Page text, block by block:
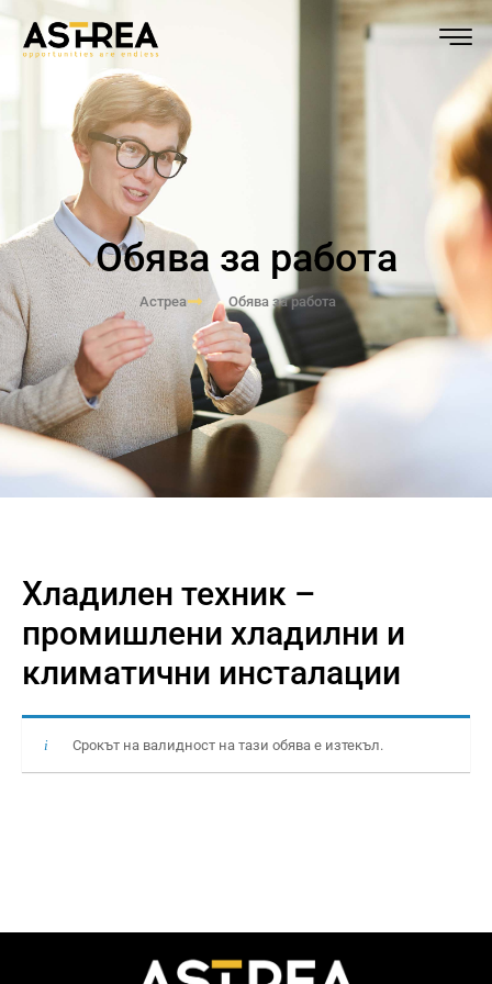
Обява за работа
Астреа Обява за работа
Хладилен техник –
промишлени хладилни и
климатични инсталации
Срокът на валидност на тази обява е изтекъл.